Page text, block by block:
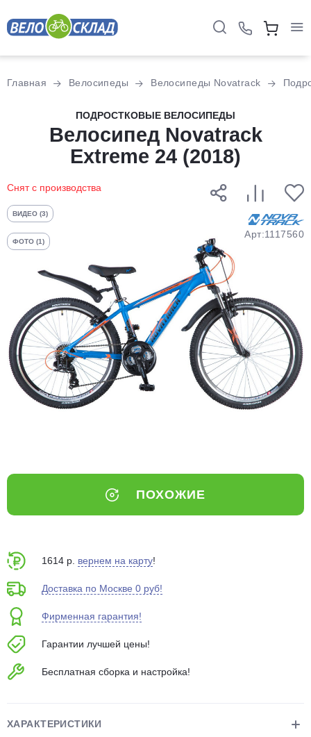
Главная Велосипеды Велосипеды Novatrack
ПОДРОСТКОВЫЕ ВЕЛОСИПЕДЫ
Велосипед Novatrack
Extreme 24 (2018)
Снят с производства
ВИДЕО (3)
ФОТО (1)
Арт:1117560
ПОХОЖИЕ
1614 р. вернем на карту!
Доставка по Москве 0 руб!
Фирменная гарантия!
Гарантии лучшей цены!
Бесплатная сборка и настройка!
ХАРАКТЕРИСТИКИ
Разбейте
оплатуна части
без переплат
График платежей
%
Добавляйте товары
в корзину
Оплачивайте сегодня только
25% картой любого банка
выбранный способом
Оставшиеся75% будут
Подробнее